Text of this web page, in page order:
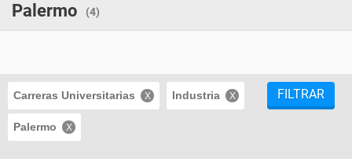
Palermo
(4)
Carreras Universitarias Industria
Palermo
FILTRAR